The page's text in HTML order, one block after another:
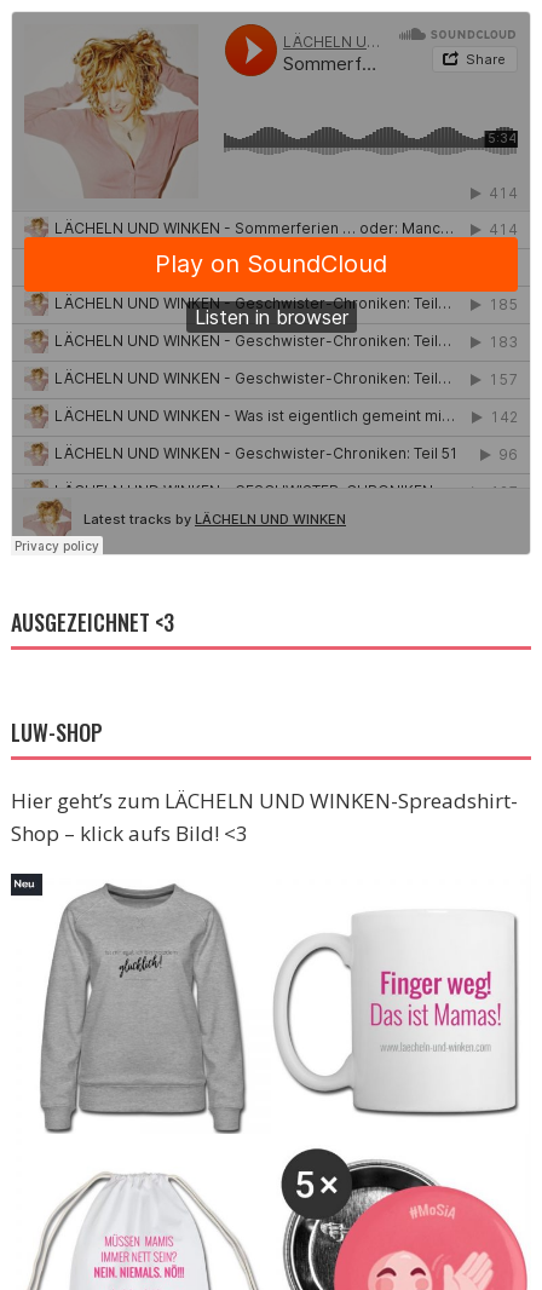
AUSGEZEICHNET <3
LUW-SHOP
Hier geht’s zum LÄCHELN UND WINKEN-Spreadshirt-
Shop – klick aufs Bild! <3